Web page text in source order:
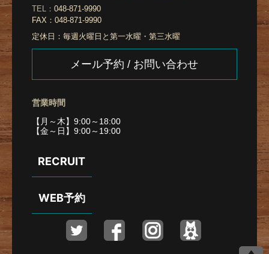
TEL： 048-871-9990
FAX： 048-871-9990
定休日： 毎週火曜日と第一水曜・第三水曜
メール予約 / お問い合わせ
営業時間
【月～木】9:00～18:00
【金～日】9:00～19:00
RECRUIT
WEB予約